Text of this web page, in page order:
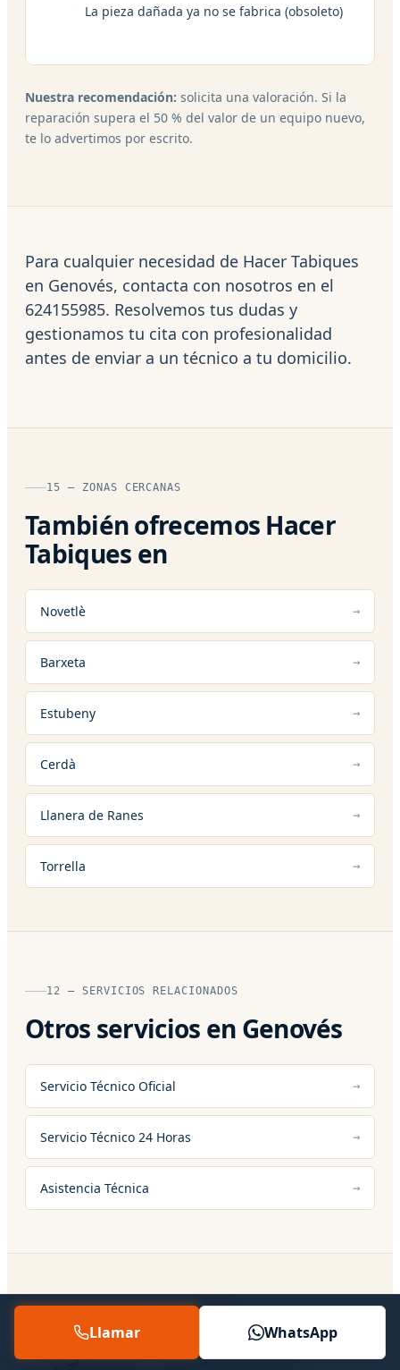
La pieza dañada ya no se fabrica (obsoleto)
Nuestra recomendación: solicita una valoración. Si la
reparación supera el 50 % del valor de un equipo nuevo,
te lo advertimos por escrito.
Para cualquier necesidad de Hacer Tabiques
en Genovés, contacta con nosotros en el
624155985. Resolvemos tus dudas y
gestionamos tu cita con profesionalidad
antes de enviar a un técnico a tu domicilio.
15 — ZONAS CERCANAS
También ofrecemos Hacer
Tabiques en
Novetlè
Barxeta
Estubeny
Cerdà
Llanera de Ranes
Torrella
12 — SERVICIOS RELACIONADOS
Otros servicios en Genovés
Servicio Técnico Oficial
Servicio Técnico 24 Horas
Asistencia Técnica
13 — PREGUNTAS FRECUENTES
Preguntas sobre Hacer
Llamar WhatsApp